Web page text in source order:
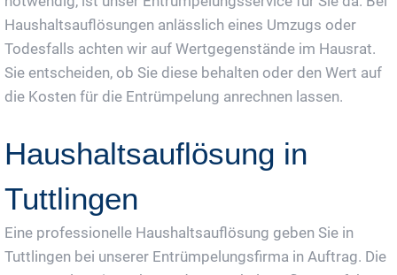
Haushaltsauflösungen anlässlich eines Umzugs oder
Todesfalls achten wir auf Wertgegenstände im Hausrat.
Sie entscheiden, ob Sie diese behalten oder den Wert auf
die Kosten für die Entrümpelung anrechnen lassen.
Haushaltsauflösung in
Tuttlingen
Eine professionelle Haushaltsauflösung geben Sie in
Tuttlingen bei unserer Entrümpelungsfirma in Auftrag. Die